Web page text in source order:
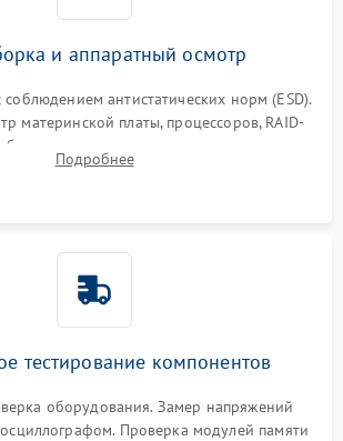
и аппаратный осмотр
антистатических норм (ESD).
материнской платы, процессоров, RAID-
блоков питания на наличие термических
прогаров или окислений.
Подробнее
тестирование компонентов
оборудования. Замер напряжений
Проверка модулей памяти